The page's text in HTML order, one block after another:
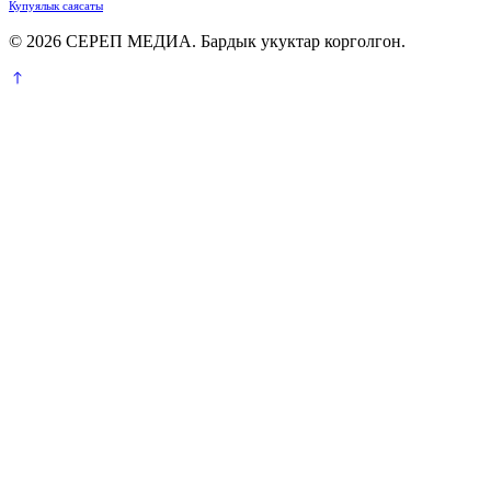
Купуялык саясаты
© 2026 СЕРЕП МЕДИА. Бардык укуктар корголгон.